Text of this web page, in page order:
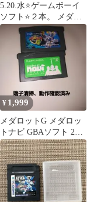
5.20.水⭐️ゲームボーイ
ソフト⭐️２本。 メダロ
ット・メダロット3
¥ 1,999
メダロットG メダロッ
トナビ GBAソフト 2本
セット